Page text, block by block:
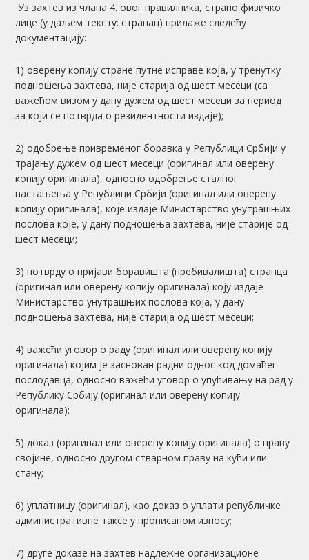
Уз захтев из члана 4. овог правилника, страно физичко
лице (у даљем тексту: странац) прилаже следећу
документацију:
1) оверену копију стране путне исправе која, у тренутку
подношења захтева, није старија од шест месеци (са
важећом визом у дану дужем од шест месеци за период
за који се потврда о резидентности издаје);
2) одобрење привременог боравка у Републици Србији у
трајању дужем од шест месеци (оригинал или оверену
копију оригинала), односно одобрење сталног
настањења у Републици Србији (оригинал или оверену
копију оригинала), које издаје Министарство унутрашњих
послова које, у дану подношења захтева, није старије од
шест месеци;
3) потврду о пријави боравишта (пребивалишта) странца
(оригинал или оверену копију оригинала) коју издаје
Министарство унутрашњих послова која, у дану
подношења захтева, није старија од шест месеци;
4) важећи уговор о раду (оригинал или оверену копију
оригинала) којим је заснован радни однос код домаћег
послодавца, односно важећи уговор о упућивању на рад у
Републику Србију (оригинал или оверену копију
оригинала);
5) доказ (оригинал или оверену копију оригинала) о праву
својине, односно другом стварном праву на кући или
стану;
6) уплатницу (оригинал), као доказ о уплати републичке
административне таксе у прописаном износу;
7) друге доказе на захтев надлежне организационе